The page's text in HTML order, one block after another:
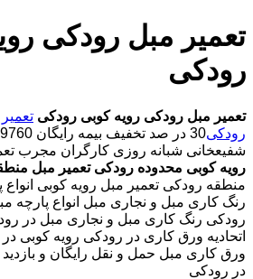
تعمیر مبل رودکی
رودکی
تعمیر مبل رودکی رویه کوبی رودکی
رودکی
شفیعخانی شبانه روزی کارگران مجرب
رویه کوبی محدوده رودکی تعمیر مبل
منطقه رودکی تعمیر مبل رویه کوبی انواع
رنگ کاری مبل و نجاری مبل انواع پارچه
رودکی رنگ کاری مبل و نجاری مبل در
اتحادیه ورق کاری در رودکی رویه کوبی
ورق کاری مبل حمل و نقل رایگان و
در رودکی